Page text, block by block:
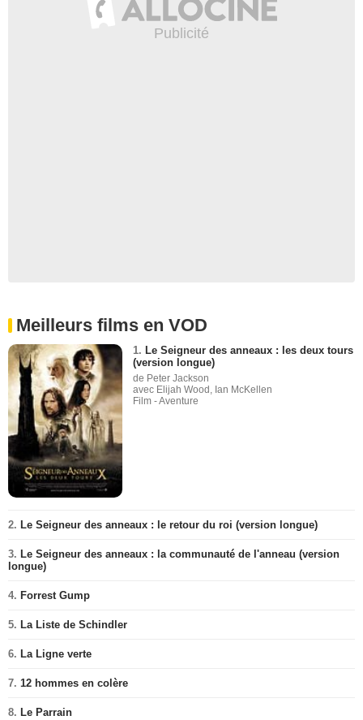
Meilleurs films en VOD
1. Le Seigneur des anneaux : les deux tours
(version longue)
de Peter Jackson
avec Elijah Wood, Ian McKellen
Film - Aventure
2. Le Seigneur des anneaux : le retour du roi (version longue)
3. Le Seigneur des anneaux : la communauté de l'anneau (version
longue)
4. Forrest Gump
5. La Liste de Schindler
6. La Ligne verte
7. 12 hommes en colère
8. Le Parrain